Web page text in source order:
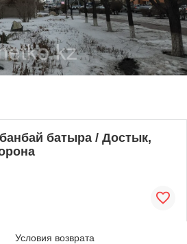
батыра / Достык,
Условия возврата